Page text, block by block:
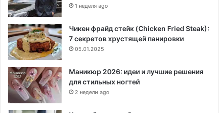
1 неделя ago
Чикен фрайд стейк (Chicken Fried Steak):
7 секретов хрустящей панировки
05.01.2025
Маникюр 2026: идеи и лучшие решения
для стильных ногтей
2 недели ago